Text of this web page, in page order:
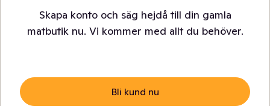
Skapa konto och säg hejdå till din gamla
matbutik nu. Vi kommer med allt du behöver.
Bli kund nu